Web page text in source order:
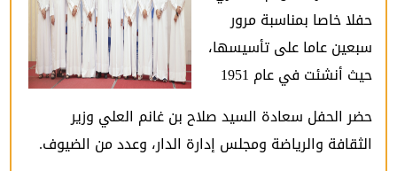
حفلا خاصا بمناسبة مرور
سبعين عاما على تأسيسها،
حيث أنشئت في عام 1951
حضر الحفل سعادة السيد صلاح بن غانم العلي وزير
الثقافة والرياضة ومجلس إدارة الدار، وعدد من الضيوف.